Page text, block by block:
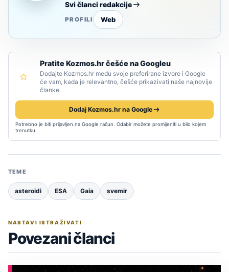
Svi članci redakcije
PROFILI Web
Pratite Kozmos.hr češće na Googleu
Dodajte Kozmos.hr među svoje preferirane izvore i Google
će vam, kada je relevantno, češće prikazivati naše najnovije
članke.
Dodaj Kozmos.hr na Google
Potrebno je biti prijavljen na Google račun. Odabir možete promijeniti u bilo kojem
trenutku.
TEME
asteroidi ESA Gaia svemir
NASTAVI ISTRAŽIVATI
Povezani članci